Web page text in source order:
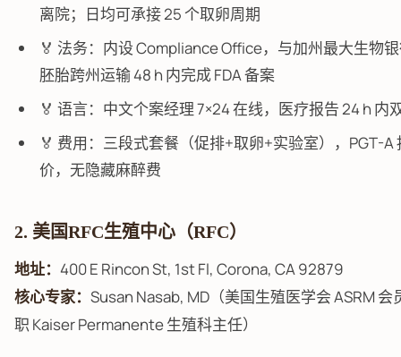
离院；日均可承接 25 个取卵周期
🏅 法务：内设 Compliance Office，与加州最大生物
胚胎跨州运输 48 h 内完成 FDA 备案
🏅 语言：中文个案经理 7×24 在线，医疗报告 24 h 内
🏅 费用：三段式套餐（促排+取卵+实验室），PGT-A
价，无隐藏麻醉费
2. 美国RFC生殖中心（RFC）
地址： 400 E Rincon St, 1st Fl, Corona, CA 92879
核心专家： Susan Nasab, MD（美国生殖医学会 ASRM 会
职 Kaiser Permanente 生殖科主任）